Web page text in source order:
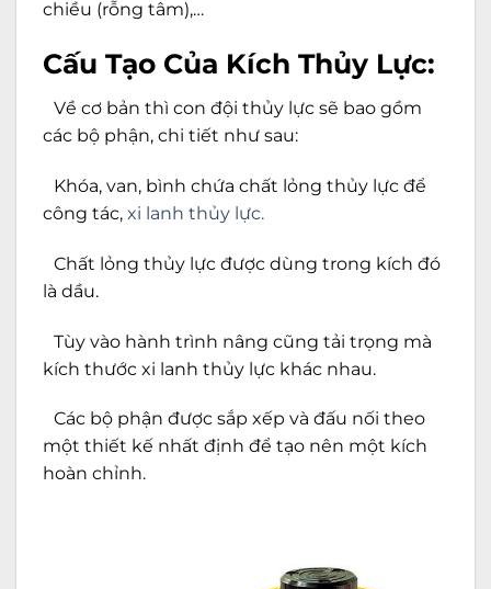
chiều (rỗng tâm),…
Cấu Tạo Của Kích Thủy Lực:
Về cơ bản thì con đội thủy lực sẽ bao gồm
các bộ phận, chi tiết như sau:
Khóa, van, bình chứa chất lỏng thủy lực để
công tác, xi lanh thủy lực.
Chất lỏng thủy lực được dùng trong kích đó
là dầu.
Tùy vào hành trình nâng cũng tải trọng mà
kích thước xi lanh thủy lực khác nhau.
Các bộ phận được sắp xếp và đấu nối theo
một thiết kế nhất định để tạo nên một kích
hoàn chỉnh.